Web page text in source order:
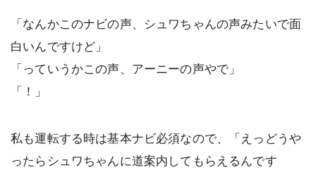
「なんかこのナビの声、シュワちゃんの声みたいで面
白いんですけど」
「っていうかこの声、アーニーの声やで」
「！」
私も運転する時は基本ナビ必須なので、「えっどうや
ったらシュワちゃんに道案内してもらえるんです